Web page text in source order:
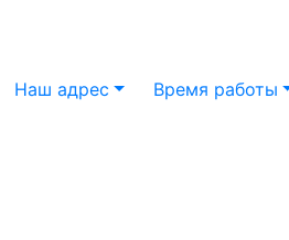
Наш адрес Время работы